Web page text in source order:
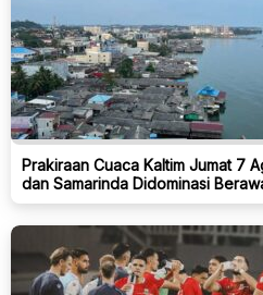
Prakiraan Cuaca Kaltim Jumat 7
dan Samarinda Didominasi